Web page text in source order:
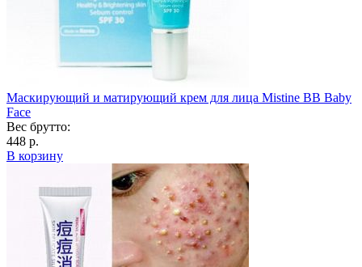
Маскирующий и матирующий крем для лица Mistine BB Baby
Face
Вес брутто:
448 р.
В корзину